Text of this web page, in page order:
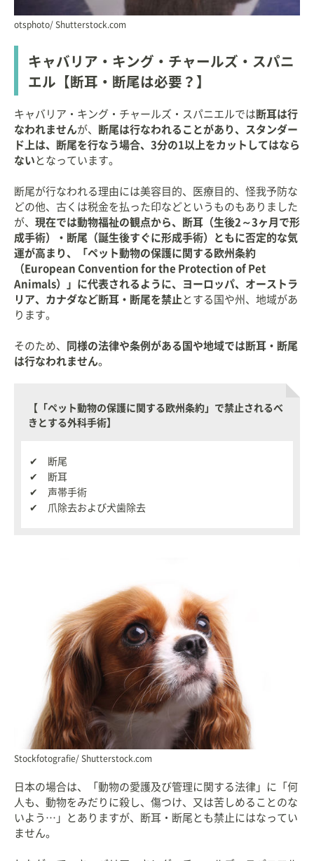
otsphoto/ Shutterstock.com
キャバリア・キング・チャールズ・スパニ
エル【断耳・断尾は必要？】
キャバリア・キング・チャールズ・スパニエルでは 断耳は行
なわれませんが、
断尾は行なわれることがあり、スタンダー
ド上は、断尾を行なう場合、3分の1以上をカットしてはなら
ない となっています。
断尾が行なわれる理由には美容目的、医療目的、怪我予防な
どの他、古くは税金を払った印などというものもありました
が、 現在では動物福祉の観点から、断耳（生後2～3ヶ月で形
成手術）・断尾（誕生後すぐに形成手術）ともに否定的な気
運が高まり、「ペット動物の保護に関する欧州条約
（European Convention for the Protection of Pet
Animals）」に代表されるように、ヨーロッパ、オーストラ
リア、カナダなど断耳・断尾を禁止 とする国や州、地域があ
ります。
そのため、
同様の法律や条例がある国や地域では断耳・断尾
は行なわれません。
【「ペット動物の保護に関する欧州条約」で禁止されるべ
きとする外科手術】
✔ 断尾
✔ 断耳
✔ 声帯手術
✔ 爪除去および犬歯除去
Stockfotografie/ Shutterstock.com
日本の場合は、「動物の愛護及び管理に関する法律」に「何
人も、動物をみだりに殺し、傷つけ、又は苦しめることのな
いよう…」とありますが、断耳・断尾とも禁止にはなってい
ません。